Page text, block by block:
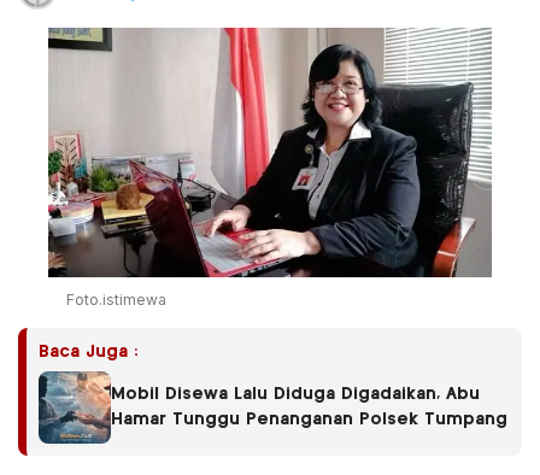
Foto.istimewa
Baca Juga :
Mobil Disewa Lalu Diduga Digadaikan, Abu
Hamar Tunggu Penanganan Polsek Tumpang